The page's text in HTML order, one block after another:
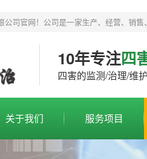
司官网！公司是一家生产、经营、销售
10年专注四
四害的监测/治理/维
关于我们 服务项目